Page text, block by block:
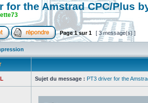
for the Amstrad CPC/Plus
Page1sur1 [ 3 message(s) ]
Sujet du message : PT3 driver for the